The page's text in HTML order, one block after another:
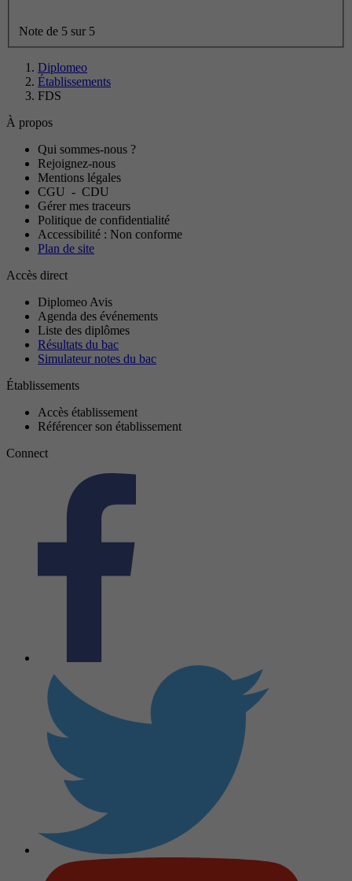
Note de 5 sur 5
Diplomeo
Établissements
FDS
À propos
Qui sommes-nous ?
Rejoignez-nous
Mentions légales
CGU - CDU
Gérer mes traceurs
Politique de confidentialité
Accessibilité : Non conforme
Plan de site
Accès direct
Diplomeo Avis
Agenda des événements
Liste des diplômes
Résultats du bac
Simulateur notes du bac
Établissements
Accès établissement
Référencer son établissement
Connect